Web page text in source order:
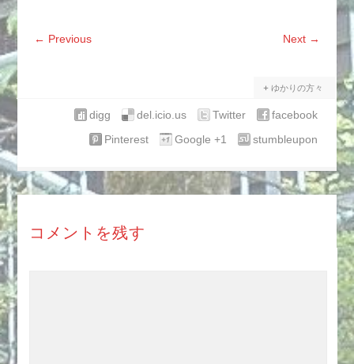
← Previous Next →
ゆかりの方々
facebook
Twitter
del.icio.us
digg
stumbleupon
Google +1
Pinterest
コメントを残す